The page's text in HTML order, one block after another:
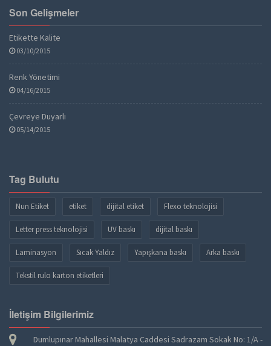
Son Gelişmeler
Etikette Kalite
03/10/2015
Renk Yönetimi
04/16/2015
Çevreye Duyarlı
05/14/2015
Tag Bulutu
Nun Etiket etiket dijital etiket Flexo teknolojisi
Letter press teknolojisi UV baskı dijital baskı
Laminasyon Sıcak Yaldız Yapışkana baskı Arka baskı
Tekstil rulo karton etiketleri
İletişim Bilgilerimiz
Dumlupınar Mahallesi Malatya Caddesi Sadrazam Sokak No: 1/A -